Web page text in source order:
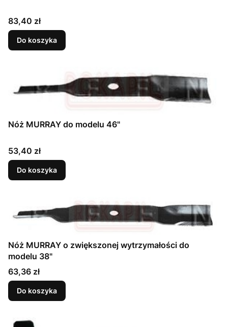
Cena
83,40 zł
Do koszyka
Nóż MURRAY do modelu 46"
Cena
53,40 zł
Do koszyka
Nóż MURRAY o zwiększonej wytrzymałości do
modelu 38"
Cena
63,36 zł
Do koszyka